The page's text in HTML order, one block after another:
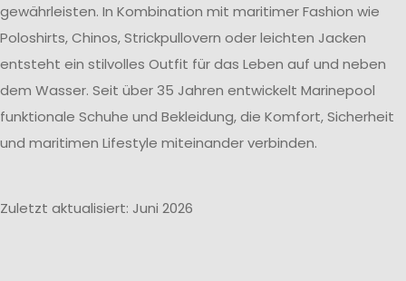
gewährleisten. In Kombination mit maritimer Fashion wie
Poloshirts, Chinos, Strickpullovern oder leichten Jacken
entsteht ein stilvolles Outfit für das Leben auf und neben
dem Wasser. Seit über 35 Jahren entwickelt Marinepool
funktionale Schuhe und Bekleidung, die Komfort, Sicherheit
und maritimen Lifestyle miteinander verbinden.
Zuletzt aktualisiert: Juni 2026